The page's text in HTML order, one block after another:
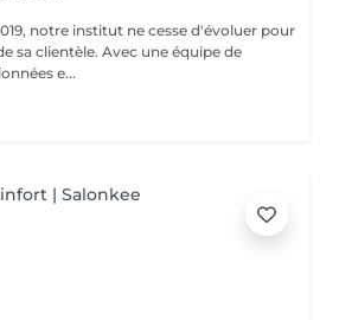
notre institut ne cesse d'évoluer pour
sa clientèle. Avec une équipe de
e...